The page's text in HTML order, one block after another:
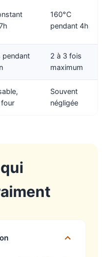
160°C
pendant 4h
pendant
2 à 3 fois
maximum
Souvent
négligée